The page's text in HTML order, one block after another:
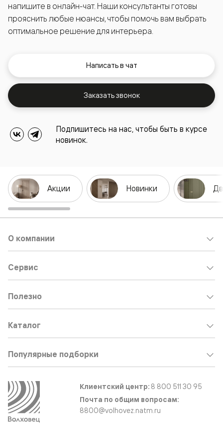
напишите в онлайн-чат. Наши консультанты готовы
прояснить любые нюансы, чтобы помочь вам выбрать
оптимальное решение для интерьера.
Написать в чат
Заказать звонок
Подпишитесь на нас, чтобы быть в курсе
новинок.
Акции Новинки
О компании
Сервис
Полезно
Каталог
Популярные подборки
Клиентский центр: 8 800 511 30 95
Почта по общим вопросам:
8800@volhovez.natm.ru